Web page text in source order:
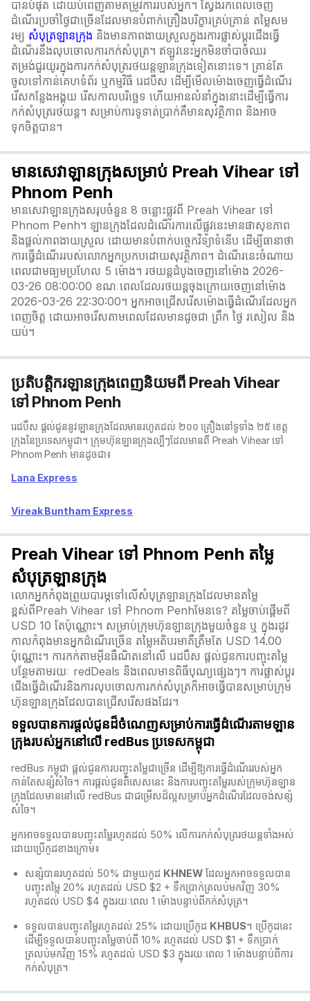
បានបំផុត ដោយបំពេញតាមតម្រូវការរបស់អ្នក។ ស្វែងរកពេលចេញ
ដំណើរប្រចាំថ្ងៃជាច្រើនដែលមានបំពាក់គ្រឿងបរិក្ខារគ្រប់គ្រាន់ តម្លៃសម
រម្យ សំបុត្រឡានក្រុង និងមានភាពងាយស្រួលក្នុងរការផ្លាស់ប្ដូរជើងធ្វើ
ដំណើរនឹងលុបចោលការកក់សំបុត្រ។ ឥឡូវនេះអ្នកមិនចាំបាច់ឈរ
តម្រង់ជួរយូរក្នុងការកក់សំបុត្ររថយន្តឡានក្រុងទៀតនោះទេ។ គ្រាន់តែ
ចូលទៅកាន់គេហទំព័រ ឬកម្មវិធី រេដបឹស ដើម្បីមើលម៉ោងចេញធ្វើដំណើរ
រើសកន្លែងអង្គុយ រើសកាលបរិច្ឆេទ ហើយអានលំនាំក្នុងនោះដើម្បីធ្វើការ
កក់សំបុត្ររថយន្ត។ សម្រាប់ការទូទាត់ប្រាក់គឺមានសុវត្ថិភាព និងអាច
ទុកចិត្តបាន។
មានសេវាឡានក្រុងសម្រាប់ Preah Vihear ទៅ
Phnom Penh
មានសេវាឡានក្រុងសរុបចំនួន 8 ចន្លោះផ្លូវពី Preah Vihear ទៅ
Phnom Penh។ ឡានក្រុងដែលដំណើរការលើផ្លូវនេះមានផាសុខភាព
និងផ្តល់ភាពងាយស្រួល ដោយមានបំពាក់បច្ចេកវិទ្យាទំនើប ដើម្បីធានាថា
ការធ្វើដំណើររបស់លោកអ្នកប្រកបដោយសុវត្ថិភាព។ ដំណើរនេះចំណាយ
ពេលជាមធ្យមប្រហែល 5 ម៉ោង។ រថយន្តដំបូងចេញនៅម៉ោង 2026-
03-26 08:00:00 ខណៈពេលដែលរថយន្តចុងក្រោយចេញនៅម៉ោង
2026-03-26 22:30:00។ អ្នកអាចជ្រើសរើសម៉ោងធ្វើដំណើរដែលអ្នក
ពេញចិត្ត ដោយអាចរើសតាមពេលដែលមានដូចជា ព្រឹក ថ្ងៃ រសៀល និង
យប់។
ប្រតិបត្តិករឡានក្រុងពេញនិយមពី Preah Vihear
ទៅ Phnom Penh
រេដបឹស ផ្តល់ជូននូវឡានក្រុងដែលមានរហូតដល់ ២០០ គ្រឿងនៅទូទាំង ២៥ ខេត្ត
ក្រុងនៃប្រទេសកម្ពុជា។ ក្រុមហ៊ុនឡានក្រុងល្បីៗដែលមានពី Preah Vihear ទៅ
Phnom Penh មានដូចជា៖
Lana Express
Vireak Buntham Express
Preah Vihear ទៅ Phnom Penh តម្លៃ
សំបុត្រឡានក្រុង
លោកអ្នកកំពុងព្រួយបារម្ភទៅលើសំបុត្រឡានក្រុងដែលមានតម្លៃ
ខ្ពស់ពីPreah Vihear ទៅ Phnom Penhមែនទេ? តម្លៃចាប់ផ្តើមពី
USD 10 តែប៉ុណ្ណោះ។ សម្រាប់ក្រុមហ៊ុនឡានក្រុងមួយចំនួន ឬ ក្នុងរដូវ
កាលកំពុងមានអ្នកដំណើរច្រើន តម្លៃអតិបរមាគឺត្រឹមតែ USD 14.00
ប៉ុណ្ណោះ។ ការកក់តាមអ៊ីនធឺណិតនៅលើ រេដបឹស ផ្តល់ជូនការបញ្ចុះតម្លៃ
បន្ថែមតាមរយៈ redDeals និងពេលមានពិធីបុណ្យផ្សេងៗ។ ការផ្លាស់ប្ដូរ
ជើងធ្វើដំណើរនិងការលុបចោលការកក់សំបុត្រក៏អាចធ្វើបានសម្រាប់ក្រុម
ហ៊ុនឡានក្រុងដែលបានជ្រើសរើសផងដែរ។
ទទួលបានការផ្តល់ជូនដ៏ចំណេញសម្រាប់ការធ្វើដំណើរតាមឡាន
ក្រុងរបស់អ្នកនៅលើ redBus ប្រទេសកម្ពុជា
redBus កម្ពុជា​ ផ្តល់ជូនការបញ្ចុះតម្លៃជាច្រើន ដើម្បីឱ្យការធ្វើដំណើររបស់អ្នក
កាន់តែសន្សំសំចៃ។ ការផ្តល់ជូនពិសេសនេះ និងការបញ្ចុះតម្លៃរបស់ក្រុមហ៊ុនឡាន
ក្រុងដែលមាននៅលើ redBus​ ជាជម្រើសដ៏ល្អសម្រាប់អ្នកដំណើរដែលចង់សន្ស៉
សំចៃ។
អ្នកអាចទទួលបានបញ្ចុះតម្លៃរហូតដល់ 50% លើការកក់សំបុត្ររថយន្តទាំងអស់
ដោយប្រើកូដខាងក្រោម៖
សន្សំបានរហូតដល់ 50% ជាមួយកូដ KHNEW ដែលអ្នកអាចទទួលបាន
បញ្ចុះតម្លៃ 20% រហូតដល់ USD $2 + ទឹកប្រាក់ត្រលប់មកវិញ 30%
រហូតដល់ USD $4 ក្នុងរយៈពេល 1 ម៉ោងបន្ទាប់ពីកក់សំបុត្រ។
ទទួលបានបញ្ចុះតម្លៃរហូតដល់ 25% ដោយប្រើកូដ KHBUS។ ប្រើកូដនេះ
ដើម្បីទទួលបានបញ្ចុះតម្លៃចាប់ពី 10% រហូតដល់ USD $1 + ទឹកប្រាក់
ត្រលប់មកវិញ 15% រហូតដល់ USD $3 ក្នុងរយៈពេល 1 ម៉ោងបន្ទាប់ពីការ
កក់សំបុត្រ។